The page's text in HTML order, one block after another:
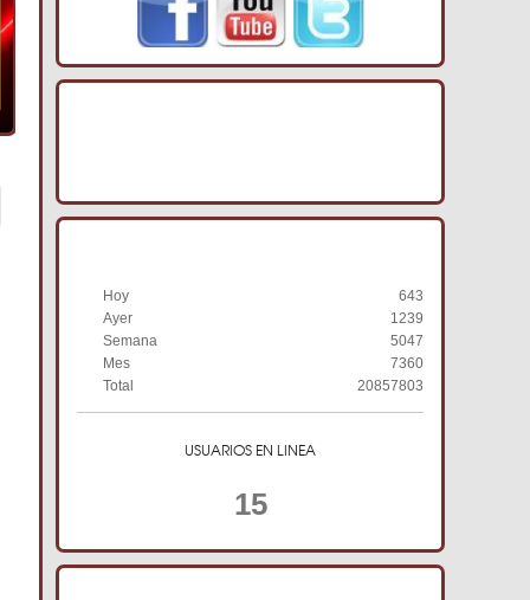
Hoy
643
Ayer
1239
Semana
5047
Mes
7360
Total
20857803
USUARIOS EN LINEA
15